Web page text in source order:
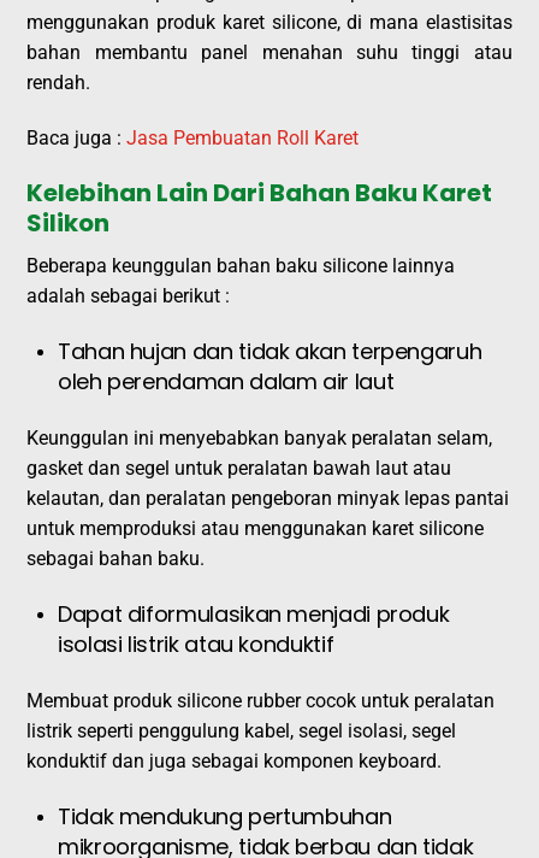
menggunakan produk karet silicone, di mana elastisitas
bahan membantu panel menahan suhu tinggi atau
rendah.
Baca juga :Jasa Pembuatan Roll Karet
Kelebihan Lain Dari Bahan Baku Karet
Silikon
Beberapa keunggulan bahan baku silicone lainnya
adalah sebagai berikut :
Tahan hujan dan tidak akan terpengaruh
oleh perendaman dalam air laut
Keunggulan ini menyebabkan banyak peralatan selam,
gasket dan segel untuk peralatan bawah laut atau
kelautan, dan peralatan pengeboran minyak lepas pantai
untuk memproduksi atau menggunakan karet silicone
sebagai bahan baku.
Dapat diformulasikan menjadi produk
isolasi listrik atau konduktif
Membuat produk silicone rubber cocok untuk peralatan
listrik seperti penggulung kabel, segel isolasi, segel
konduktif dan juga sebagai komponen keyboard.
Tidak mendukung pertumbuhan
mikroorganisme, tidak berbau dan tidak